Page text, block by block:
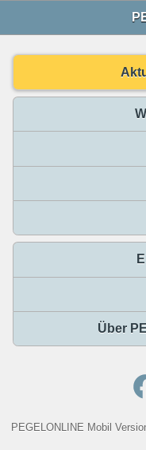
Über
PEGELONLINE Mobil